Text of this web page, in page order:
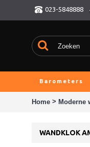
023-5848888
Barometers
Home > Moderne
WANDKLOK